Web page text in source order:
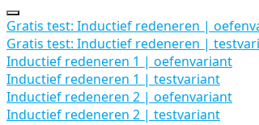
Samenvouwen
Inductief
redeneren
Gratis test: Inductief redeneren |
Gratis test: Inductief redeneren |
Inductief redeneren 1 | oefenvariant
Inductief redeneren 1 | testvariant
Inductief redeneren 2 | oefenvariant
Inductief redeneren 2 | testvariant